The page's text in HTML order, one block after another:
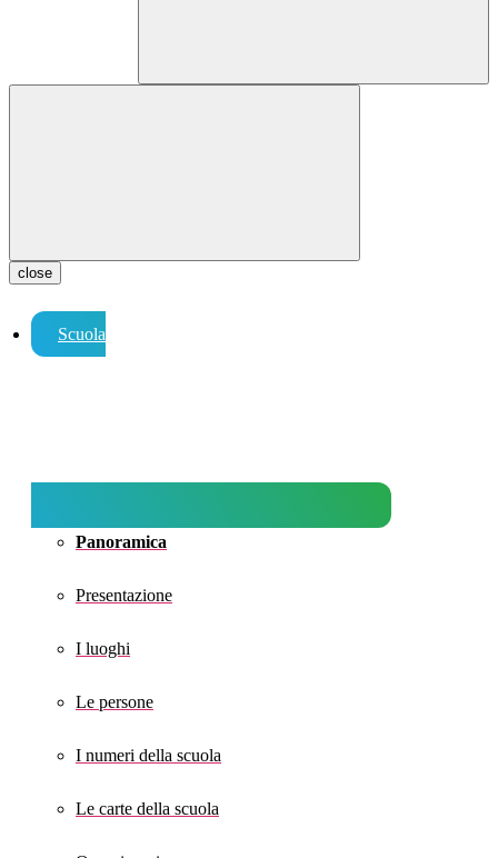
close
Scuola
Panoramica
Presentazione
I luoghi
Le persone
I numeri della scuola
Le carte della scuola